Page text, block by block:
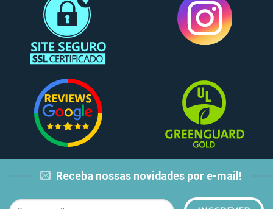
Receba nossas novidades por e-mail!